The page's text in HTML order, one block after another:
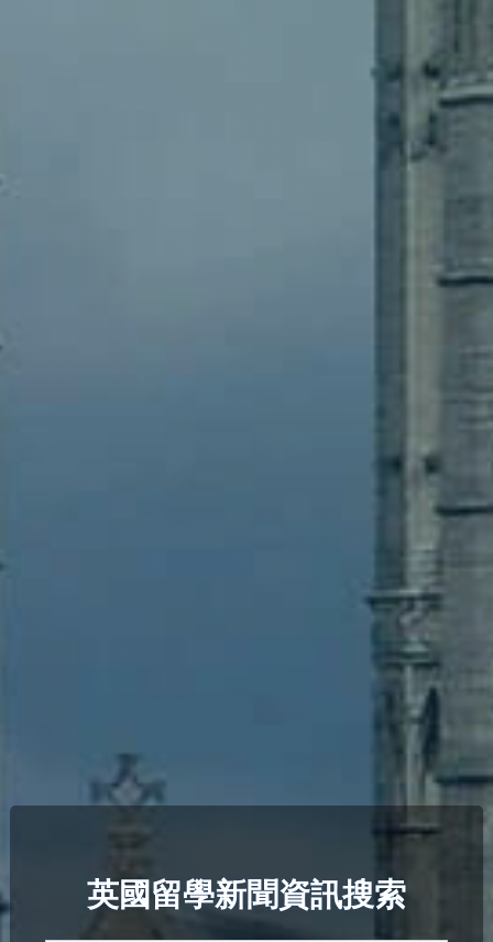
英國留學新聞資訊搜索